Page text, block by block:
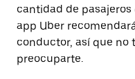
cantidad de
app Uber
conductor, así que no
preocuparte.